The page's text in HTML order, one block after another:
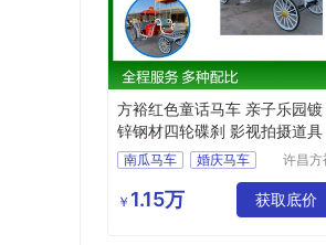
方裕红色童话马车 亲子乐园镀
锌钢材四轮碟刹 影视拍摄道具
南瓜马车
婚庆马车
许昌方
限公司
￥ 1.15万 获取底价